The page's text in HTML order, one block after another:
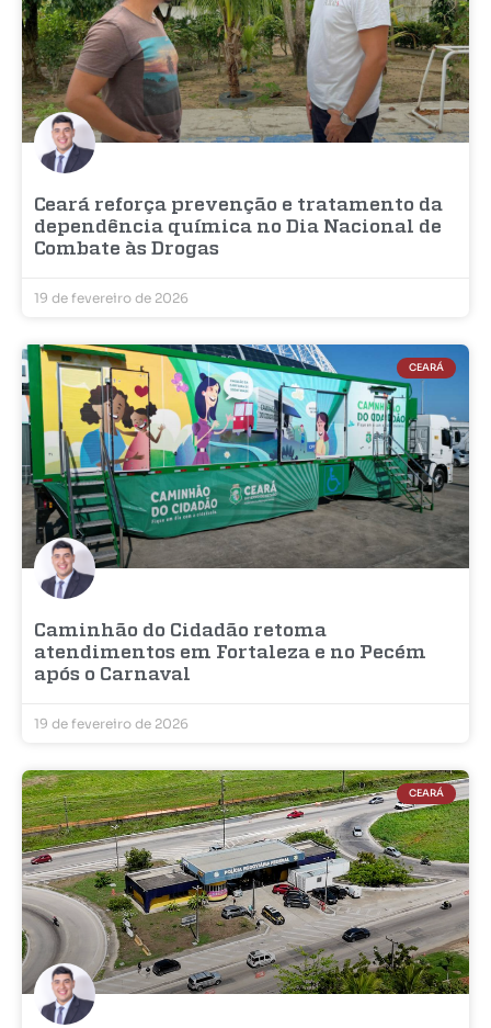
Ceará reforça prevenção e tratamento da
dependência química no Dia Nacional de
Combate às Drogas
19 de fevereiro de 2026
CEARÁ
Caminhão do Cidadão retoma
atendimentos em Fortaleza e no Pecém
após o Carnaval
19 de fevereiro de 2026
CEARÁ